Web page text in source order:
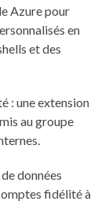
Azure pour
en
et des
: une extension
au groupe
données
fidélité à